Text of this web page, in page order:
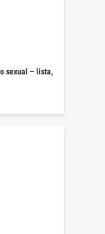
sexual – lista,